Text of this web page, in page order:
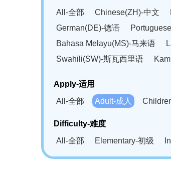
All-全部
Chinese(ZH)-中文
German(DE)-德语
Bahasa Melayu(MS)-马来语
Swahili(SW)-斯瓦西里语
Apply-适用
All-全部
Adult-成人
Difficulty-难度
All-全部
Elementary-初级